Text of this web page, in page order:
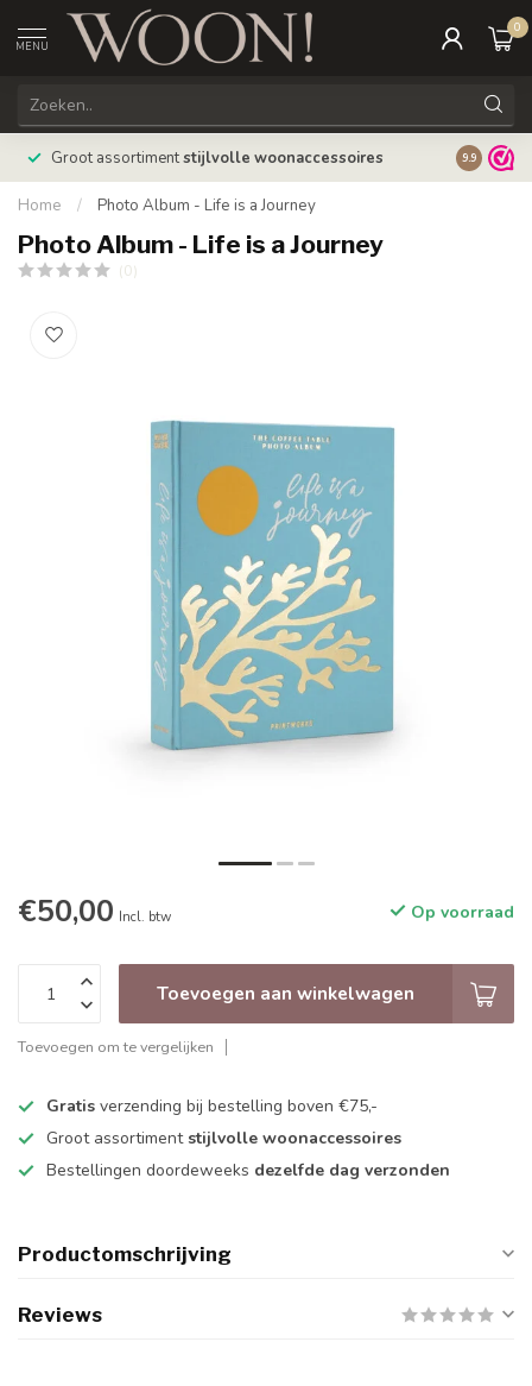
MENU
0
Groot assortimentstijlvolle woonaccessoires 9.9
Home / Photo Album - Life is a Journey
Photo Album - Life is a Journey
(0)
€50,00 Incl. btw Op voorraad
Toevoegen aan winkelwagen
Toevoegen om te vergelijken
Gratis verzending bij bestelling boven €75,-
Groot assortiment stijlvolle woonaccessoires
Bestellingen doordeweeks dezelfde dag verzonden
Productomschrijving
Reviews